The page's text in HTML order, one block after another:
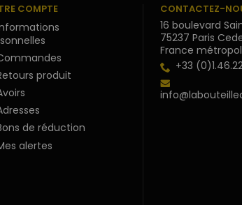
COMPTE
produit
de réduction
alertes
CONTACTEZ-
16 boulevard
75237 Paris
France
+33